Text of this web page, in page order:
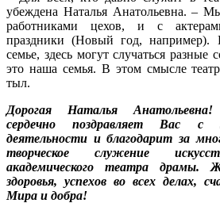
убеждена Наталья Анатольевна. –
работниками цехов, и с
праздники (Новый год, например).
семье, здесь могут случаться
это наша семья. В этом смысле
тыл.
Дорогая Наталья
сердечно поздравляет Вас с
деятельности и благодарит за
творческое служение
академического театра драмы.
здоровья, успехов во всех делах,
Мира и добра!